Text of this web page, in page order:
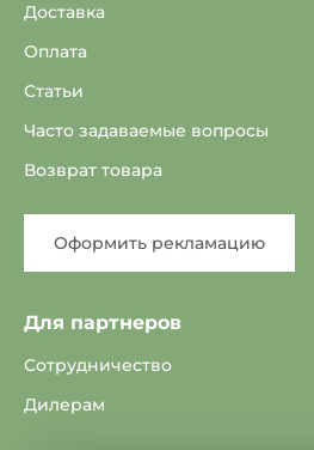
Доставка
Оплата
Статьи
Часто задаваемые вопросы
Возврат товара
Оформить рекламацию
Для партнеров
Сотрудничество
Дилерам